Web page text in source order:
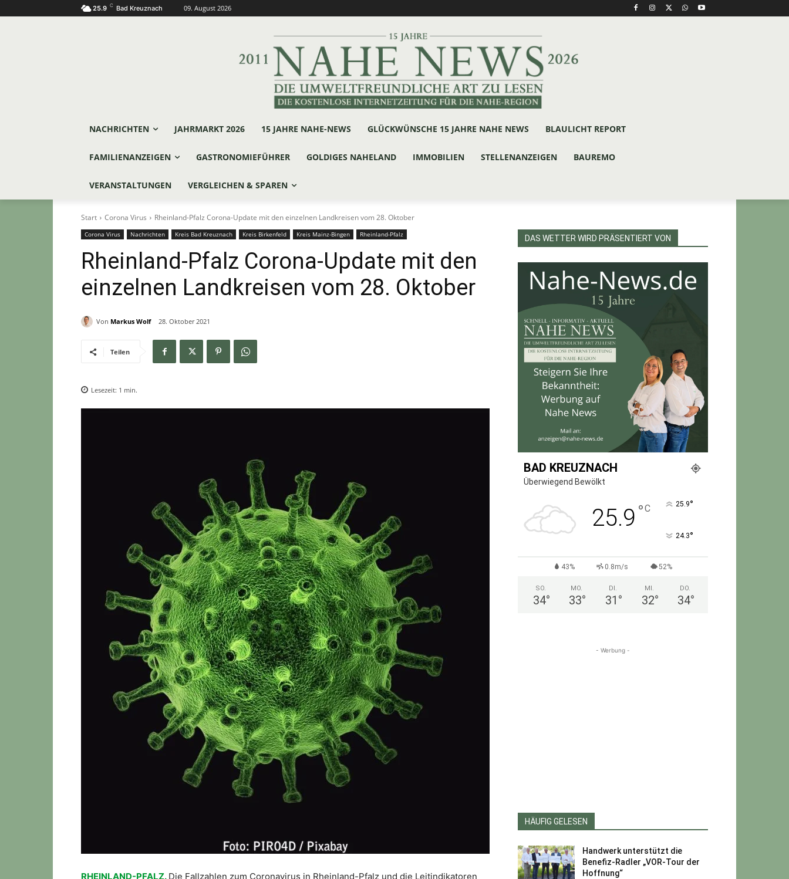
25.9 C Bad Kreuznach 09. August 2026
NACHRICHTEN JAHRMARKT 2026 15 JAHRE NAHE-NEWS GLÜCKWÜNSCHE 15 JAHRE NAHE NEWS BLAULICHT REPORT
FAMILIENANZEIGEN GASTRONOMIEFÜHRER GOLDIGES NAHELAND IMMOBILIEN STELLENANZEIGEN BAUREMO
VERANSTALTUNGEN VERGLEICHEN & SPAREN
Start Corona Virus Rheinland-Pfalz Corona-Update mit den einzelnen Landkreisen vom 28. Oktober
Corona Virus Nachrichten Kreis Bad Kreuznach Kreis Birkenfeld Kreis Mainz-Bingen Rheinland-Pfalz
Rheinland-Pfalz Corona-Update mit den
einzelnen Landkreisen vom 28. Oktober
Von Markus Wolf 28. Oktober 2021
Teilen
Lesezeit: 1 min.
RHEINLAND-PFALZ. Die Fallzahlen zum Coronavirus in Rheinland-Pfalz und die Leitindikatoren
DAS WETTER WIRD PRÄSENTIERT VON
BAD KREUZNACH
Überwiegend Bewölkt
25.9 °C 25.9°
24.3°
43% 0.8m/s 52%
SO.
34°
MO.
33°
DI.
31 °
MI.
32°
DO.
34°
- Werbung -
HÄUFIG GELESEN
Handwerk unterstützt die
Benefiz-Radler „VOR-Tour der
Hoffnung“